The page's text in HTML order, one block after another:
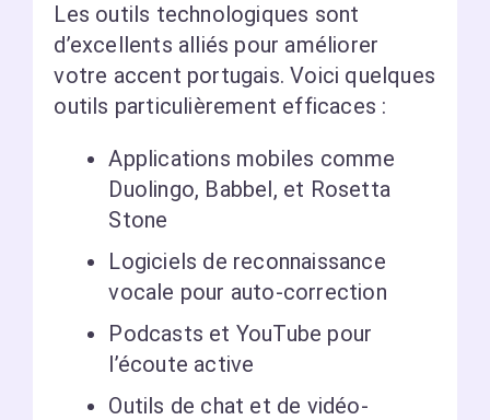
Les outils technologiques sont
d’excellents alliés pour améliorer
votre accent portugais. Voici quelques
outils particulièrement efficaces :
Applications mobiles comme
Duolingo, Babbel, et Rosetta
Stone
Logiciels de reconnaissance
vocale pour auto-correction
Podcasts et YouTube pour
l’écoute active
Outils de chat et de vidéo-